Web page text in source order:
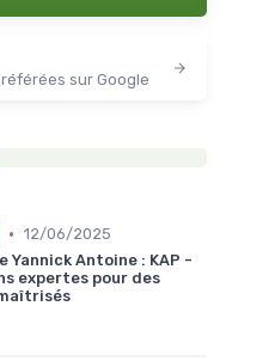
sur Google
• 12/06/2025
Yannick Antoine : KAP -
expertes pour des